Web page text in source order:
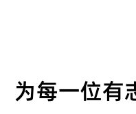
为每一位有